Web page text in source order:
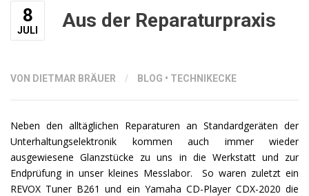
PLATTENSPIELER“
8
JULI Aus der Reparaturpraxis
VON DIETMAR BRÄUER / BLOG • TECHNIKECKE
Neben den alltäglichen Reparaturen an Standardgeräten der
Unterhaltungselektronik kommen auch immer wieder
ausgewiesene Glanzstücke zu uns in die Werkstatt und zur
Endprüfung in unser kleines Messlabor. So waren zuletzt ein
REVOX Tuner B261 und ein Yamaha CD-Player CDX-2020 die